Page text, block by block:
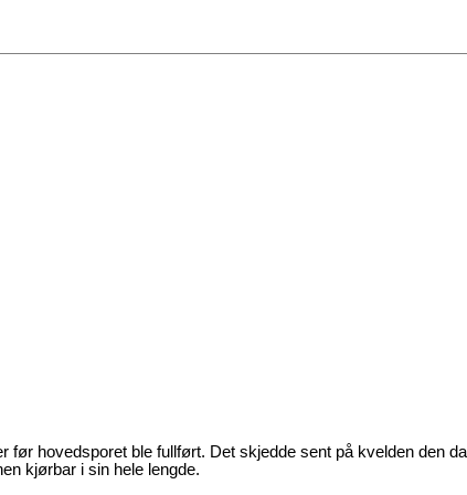
før hovedsporet ble fullført. Det skjedde sent på kvelden den
kjørbar i sin hele lengde.